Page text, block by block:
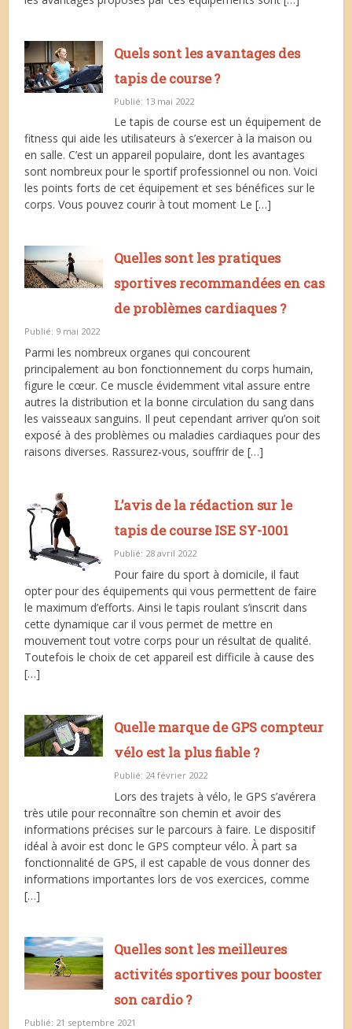
Quels sont les avantages des
tapis de course ?
Publié: 13 mai 2022
Le tapis de course est un équipement de
fitness qui aide les utilisateurs à s’exercer à la maison ou
en salle. C’est un appareil populaire, dont les avantages
sont nombreux pour le sportif professionnel ou non. Voici
les points forts de cet équipement et ses bénéfices sur le
corps. Vous pouvez courir à tout moment Le […]
Quelles sont les pratiques
sportives recommandées en cas
de problèmes cardiaques ?
Publié: 9 mai 2022
Parmi les nombreux organes qui concourent
principalement au bon fonctionnement du corps humain,
figure le cœur. Ce muscle évidemment vital assure entre
autres la distribution et la bonne circulation du sang dans
les vaisseaux sanguins. Il peut cependant arriver qu’on soit
exposé à des problèmes ou maladies cardiaques pour des
raisons diverses. Rassurez-vous, souffrir de […]
L’avis de la rédaction sur le
tapis de course ISE SY-1001
Publié: 28 avril 2022
Pour faire du sport à domicile, il faut
opter pour des équipements qui vous permettent de faire
le maximum d’efforts. Ainsi le tapis roulant s’inscrit dans
cette dynamique car il vous permet de mettre en
mouvement tout votre corps pour un résultat de qualité.
Toutefois le choix de cet appareil est difficile à cause des
[…]
Quelle marque de GPS compteur
vélo est la plus fiable ?
Publié: 24 février 2022
Lors des trajets à vélo, le GPS s’avérera
très utile pour reconnaître son chemin et avoir des
informations précises sur le parcours à faire. Le dispositif
idéal à avoir est donc le GPS compteur vélo. À part sa
fonctionnalité de GPS, il est capable de vous donner des
informations importantes lors de vos exercices, comme
[…]
Quelles sont les meilleures
activités sportives pour booster
son cardio ?
Publié: 21 septembre 2021